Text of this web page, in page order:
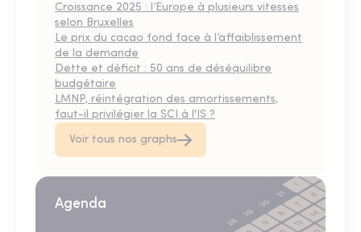
Croissance 2025 : l’Europe à plusieurs vitesses
selon Bruxelles
Le prix du cacao fond face à l’affaiblissement
de la demande
Dette et déficit : 50 ans de déséquilibre
budgétaire
LMNP, réintégration des amortissements,
faut-il privilégier la SCI à l'IS ?
Voir tous nos graphs
Agenda